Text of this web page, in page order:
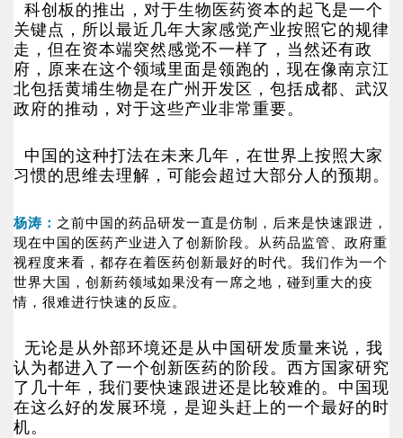
科创板的推出，对于生物医药资本的起飞是一个
关键点，所以最近几年大家感觉产业按照它的规律
走，但在资本端突然感觉不一样了，当然还有政
府，原来在这个领域里面是领跑的，现在像南京江
北包括黄埔生物是在广州开发区，包括成都、武汉
政府的推动，对于这些产业非常重要。
中国的这种打法在未来几年，在世界上按照大家
习惯的思维去理解，可能会超过大部分人的预期。
杨涛： 之前中国的药品研发一直是仿制，后来是快速跟进，
现在中国的医药产业进入了创新阶段。从药品监管、政府重
视程度来看，都存在着医药创新最好的时代。我们作为一个
世界大国，创新药领域如果没有一席之地，碰到重大的疫
情，很难进行快速的反应。
无论是从外部环境还是从中国研发质量来说，我
认为都进入了一个创新医药的阶段。西方国家研究
了几十年，我们要快速跟进还是比较难的。中国现
在这么好的发展环境，是迎头赶上的一个最好的时
机。